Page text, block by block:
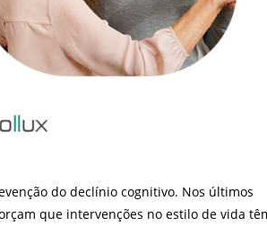
do declínio cognitivo. Nos últimos
que intervenções no estilo de vida